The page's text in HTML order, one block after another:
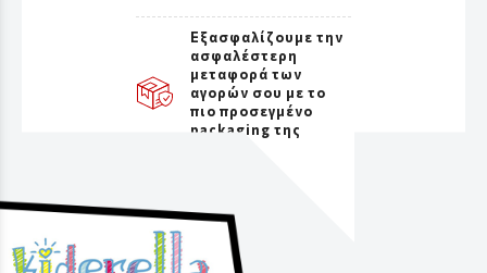
Εξασφαλίζουμε την
ασφαλέστερη
μεταφορά των
αγορών σου με το
πιο προσεγμένο
packaging της